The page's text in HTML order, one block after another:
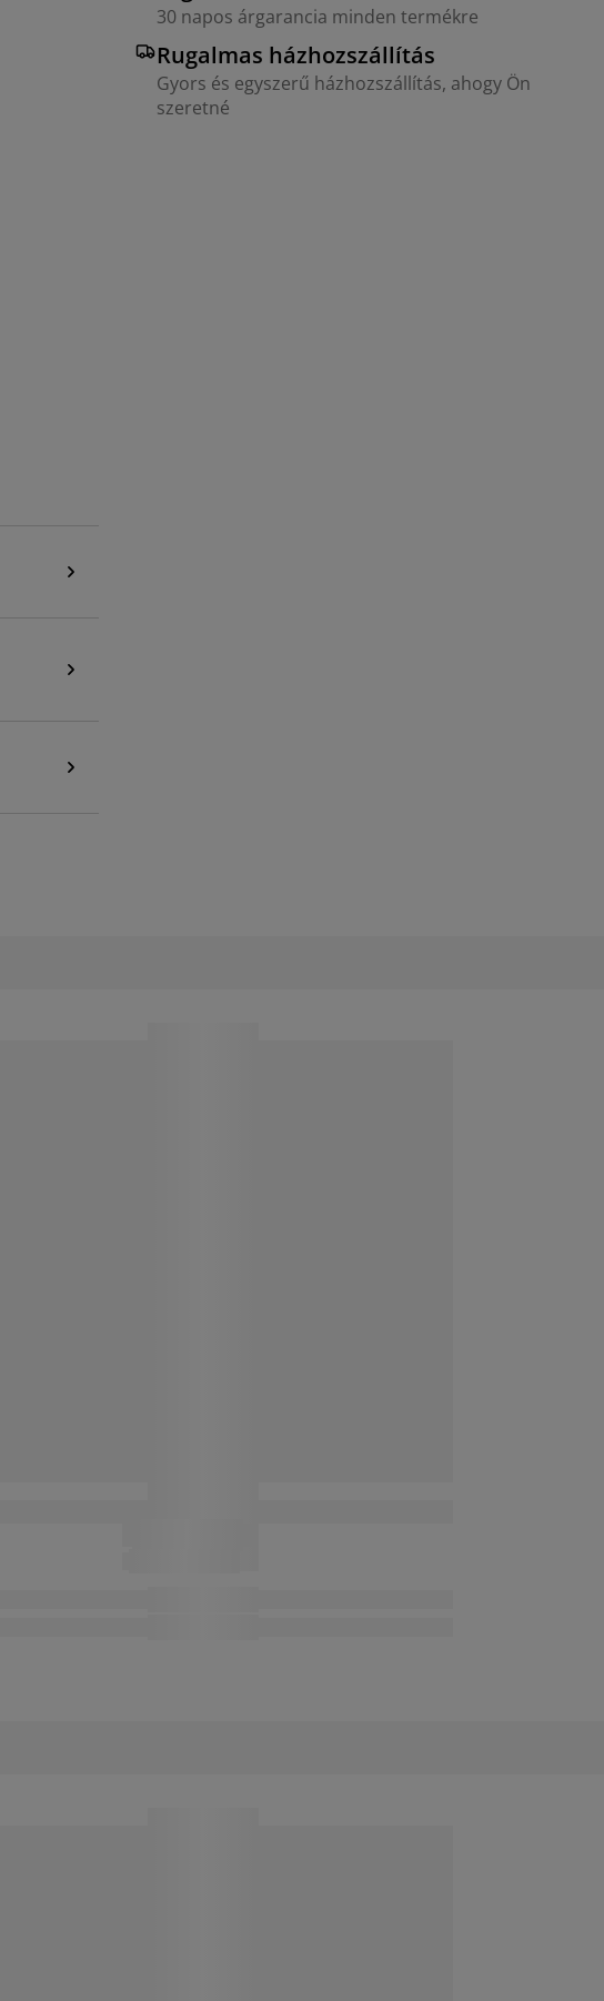
30 napos árgarancia minden termékre
Rugalmas házhozszállítás
Gyors és egyszerű házhozszállítás, ahogy Ön
szeretné